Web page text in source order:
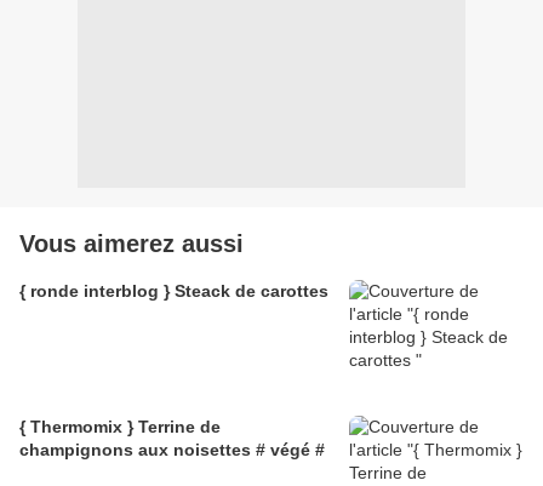
Vous aimerez aussi
{ ronde interblog } Steack de carottes
{ Thermomix } Terrine de
champignons aux noisettes # végé #